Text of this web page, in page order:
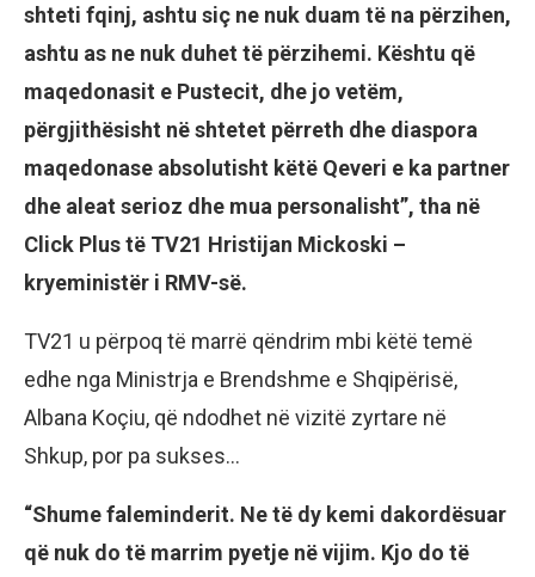
shteti fqinj, ashtu siç ne nuk duam të na përzihen,
ashtu as ne nuk duhet të përzihemi. Kështu që
maqedonasit e Pustecit, dhe jo vetëm,
përgjithësisht në shtetet përreth dhe diaspora
maqedonase absolutisht këtë Qeveri e ka partner
dhe aleat serioz dhe mua personalisht”, tha në
Click Plus të TV21 Hristijan Mickoski –
kryeministër i RMV-së.
TV21 u përpoq të marrë qëndrim mbi këtë temë
edhe nga Ministrja e Brendshme e Shqipërisë,
Albana Koçiu, që ndodhet në vizitë zyrtare në
Shkup, por pa sukses…
“Shume faleminderit. Ne të dy kemi dakordësuar
që nuk do të marrim pyetje në vijim. Kjo do të